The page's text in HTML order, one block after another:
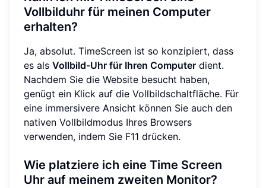
Vollbilduhr für meinen Computer
erhalten?
Ja, absolut. TimeScreen ist so konzipiert, dass
es als Vollbild-Uhr für Ihren Computer dient.
Nachdem Sie die Website besucht haben,
genügt ein Klick auf die Vollbildschaltfläche. Für
eine immersivere Ansicht können Sie auch den
nativen Vollbildmodus Ihres Browsers
verwenden, indem Sie F11 drücken.
Wie platziere ich eine Time Screen
Uhr auf meinem zweiten Monitor?